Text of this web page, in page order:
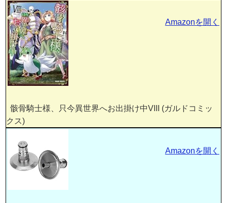
骸骨騎士様、只今異世界へお出掛け中VIII (ガルドコミッ
クス)
Amazonを開く
Amazonを開く